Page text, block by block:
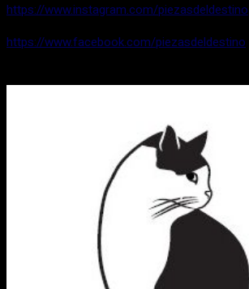
https://www.instagram.com/piezasdeldestino
https://www.facebook.com/piezasdeldestino